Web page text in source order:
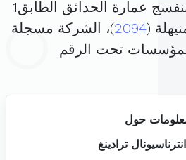
الرئيسي في شارع البنفسج عمارة الحدائق الطابق1
2094)، الشركة مسجلة
تحت الرقم
حول
ترادينغ